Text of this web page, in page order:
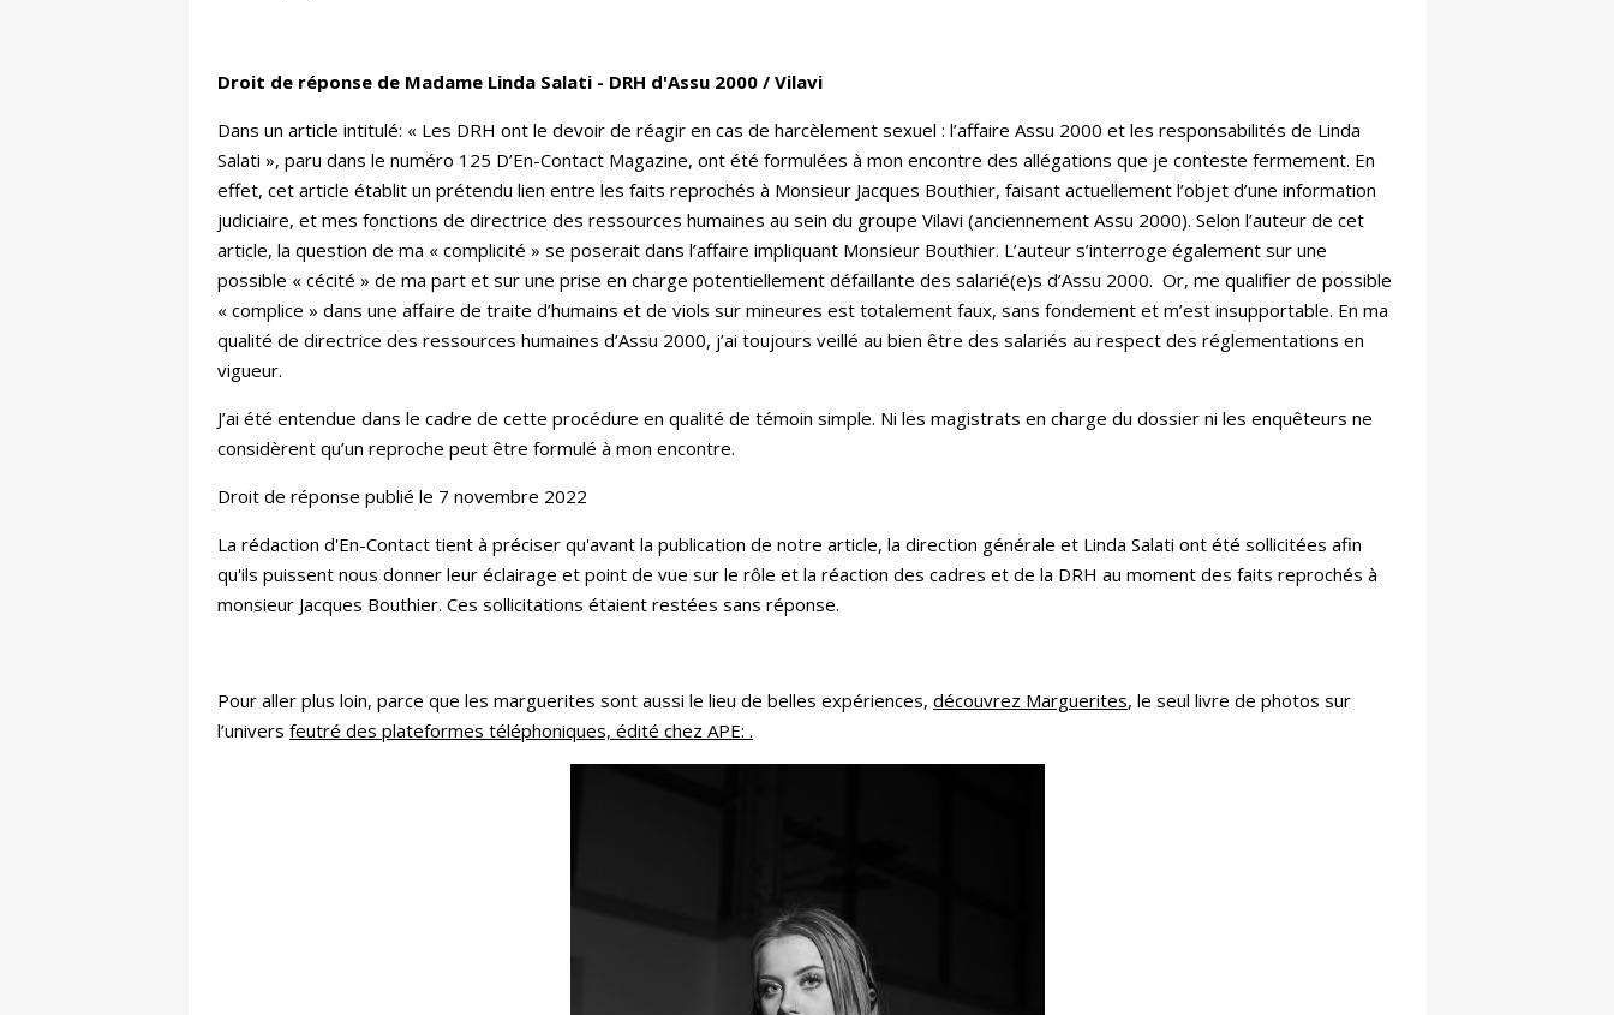
Droit de réponse de Madame Linda Salati - DRH d'Assu 2000 / Vilavi
Dans un article intitulé: « Les DRH ont le devoir de réagir en cas de harcèlement sexuel : l’affaire Assu 2000 et les responsabilités de Linda
Salati », paru dans le numéro 125 D’En-Contact Magazine, ont été formulées à mon encontre des allégations que je conteste fermement. En
effet, cet article établit un prétendu lien entre les faits reprochés à Monsieur Jacques Bouthier, faisant actuellement l’objet d’une information
judiciaire, et mes fonctions de directrice des ressources humaines au sein du groupe Vilavi (anciennement Assu 2000). Selon l’auteur de cet
article, la question de ma « complicité » se poserait dans l’affaire impliquant Monsieur Bouthier. L’auteur s’interroge également sur une
possible « cécité » de ma part et sur une prise en charge potentiellement défaillante des salarié(e)s d’Assu 2000. Or, me qualifier de possible
« complice » dans une affaire de traite d’humains et de viols sur mineures est totalement faux, sans fondement et m’est insupportable. En ma
qualité de directrice des ressources humaines d’Assu 2000, j’ai toujours veillé au bien être des salariés au respect des réglementations en
vigueur.
J’ai été entendue dans le cadre de cette procédure en qualité de témoin simple. Ni les magistrats en charge du dossier ni les enquêteurs ne
considèrent qu’un reproche peut être formulé à mon encontre.
Droit de réponse publié le 7 novembre 2022
La rédaction d'En-Contact tient à préciser qu'avant la publication de notre article, la direction générale et Linda Salati ont été sollicitées afin
qu'ils puissent nous donner leur éclairage et point de vue sur le rôle et la réaction des cadres et de la DRH au moment des faits reprochés à
monsieur Jacques Bouthier. Ces sollicitations étaient restées sans réponse.
Pour aller plus loin, parce que les marguerites sont aussi le lieu de belles expériences, découvrez Marguerites, le seul livre de photos sur
l’univers feutré des plateformes téléphoniques, édité chez APE: .